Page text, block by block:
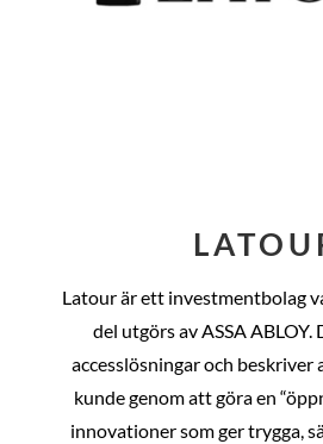
Latour är ett investmentbolag
del utgörs av ASSA ABLOY.
accesslösningar och beskriver
kunde genom att göra en
innovationer som ger trygga,